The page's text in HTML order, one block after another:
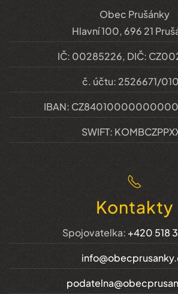
Obec Prušánky
Hlavní 100, 696 21
IČ: 00285226, DIČ:
č. účtu: 2526671/
IBAN:
SWIFT:
Kontakty
Spojovatelka: +420 518